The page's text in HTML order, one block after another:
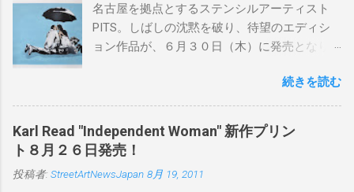
名古屋を拠点とするステンシルアーティスト
PITS。しばしの沈黙を破り、待望のエディシ
ョン作品が、６月３０日（木）に発売となり
品に落とし込むスタイルは今作でも健在。(
PITSの過去記事はこちらから ) 発売日：6月30
日(木)19時 タイトル：SWEET KISS カラー：
BLUE/MINT GREEN/PINK/YELLOW エディショ
ン：各色５ サイズ：800mm × 550mm 価格：
¥16,000(¥17,280) 購入は、 こちら から
続きを読む
Karl Read "Independent Woman" 新作プリン
ト８月２６日発売！
投稿者: StreetArtNewsJapan 8月 19, 2011